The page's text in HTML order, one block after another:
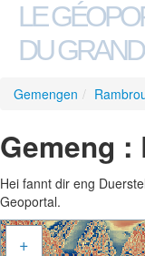
LE
DU
Gemengen /
Gemeng :
Hei fannt dir eng
Geoportal.
+